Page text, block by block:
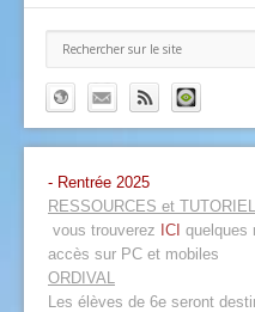
- Rentrée 2025
RESSOURCES et
vous trouverez ICI quelques
accès sur PC et mobiles
ORDIVAL
Les élèves de 6e seront